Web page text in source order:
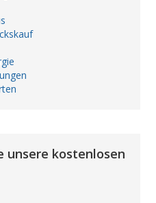
unsere kostenlosen